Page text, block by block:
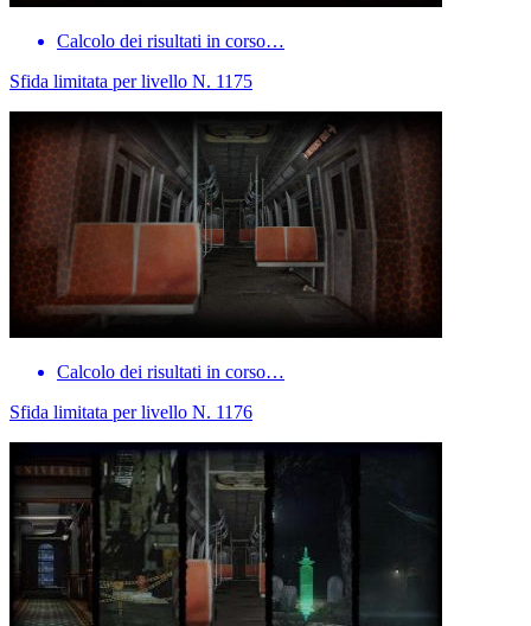
Calcolo dei risultati in corso…
Sfida limitata per livello N. 1175
Calcolo dei risultati in corso…
Sfida limitata per livello N. 1176